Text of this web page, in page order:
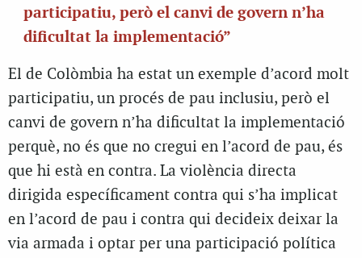
participatiu, però el canvi de govern n’ha
dificultat la implementació”
El de Colòmbia ha estat un exemple d’acord molt
participatiu, un procés de pau inclusiu, però el
canvi de govern n’ha dificultat la implementació
perquè, no és que no cregui en l’acord de pau, és
que hi està en contra. La violència directa
dirigida específicament contra qui s’ha implicat
en l’acord de pau i contra qui decideix deixar la
via armada i optar per una participació política